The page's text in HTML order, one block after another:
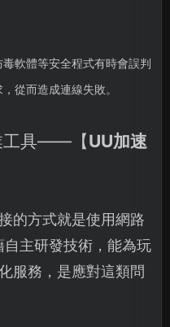
軟體等安全程式有時會誤判
從而造成連線失敗。
工具——【UU加速
的方式就是使用網路
自主研發技術，能為玩
服務，是應對這類問